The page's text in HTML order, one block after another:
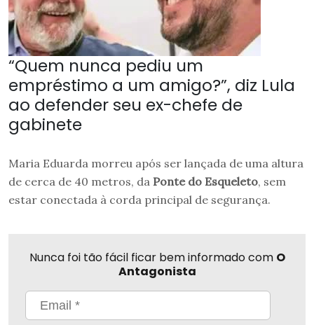
“Quem nunca pediu um
empréstimo a um amigo?”, diz Lula
ao defender seu ex-chefe de
gabinete
Maria Eduarda morreu após ser lançada de uma altura
de cerca de 40 metros, da Ponte do Esqueleto, sem
estar conectada à corda principal de segurança.
Nunca foi tão fácil ficar bem informado com O
Antagonista